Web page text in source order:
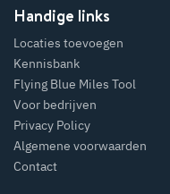
Handige links
Locaties toevoegen
Kennisbank
Flying Blue Miles Tool
Voor bedrijven
Privacy Policy
Algemene voorwaarden
Contact